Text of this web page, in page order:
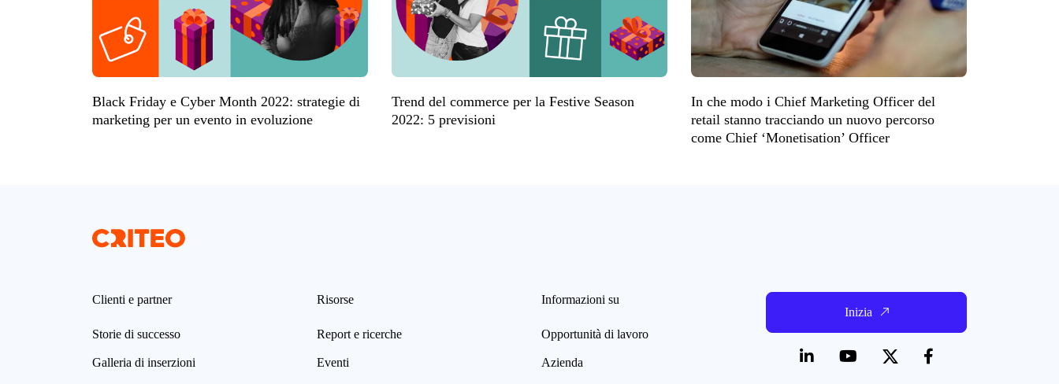
Black Friday e Cyber Month 2022: strategie di
marketing per un evento in evoluzione
Trend del commerce per la Festive Season
2022: 5 previsioni
In che modo i Chief Marketing Officer del
retail stanno tracciando un nuovo percorso
come Chief ‘Monetisation’ Officer
Clienti e partner
Storie di successo
Galleria di inserzioni
Risorse
Report e ricerche
Eventi
Informazioni su
Opportunità di lavoro
Azienda
Inizia